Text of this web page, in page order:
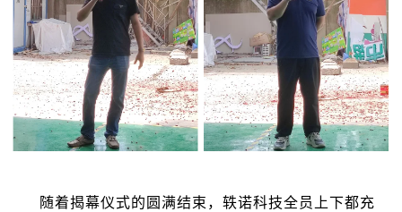
随着揭幕仪式的圆满结束，轶诺科技全员上下都充